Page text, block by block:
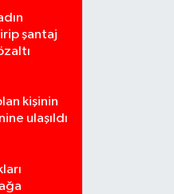
şantaj
kişinin
ulaşıldı